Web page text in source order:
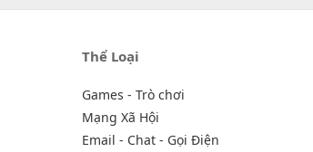
Thể Loại
Games - Trò chơi
Mạng Xã Hội
Email - Chat - Gọi Điện